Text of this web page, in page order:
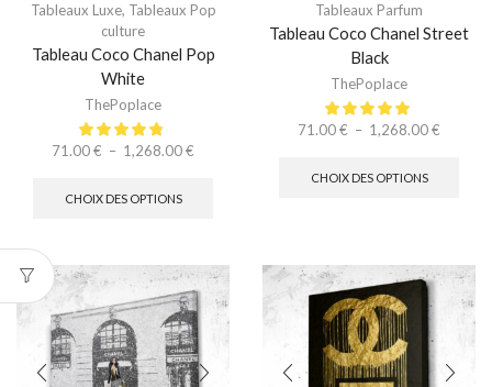
Tableaux Luxe, Tableaux Pop
culture
Tableau Coco Chanel Pop
White
ThePoplace
71.00€ – 1,268.00€
CHOIX DES OPTIONS
Tableaux Parfum
Tableau Coco Chanel Street
Black
ThePoplace
71.00€ – 1,268.00€
CHOIX DES OPTIONS